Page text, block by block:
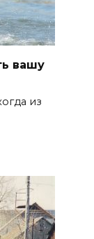
вашу
из